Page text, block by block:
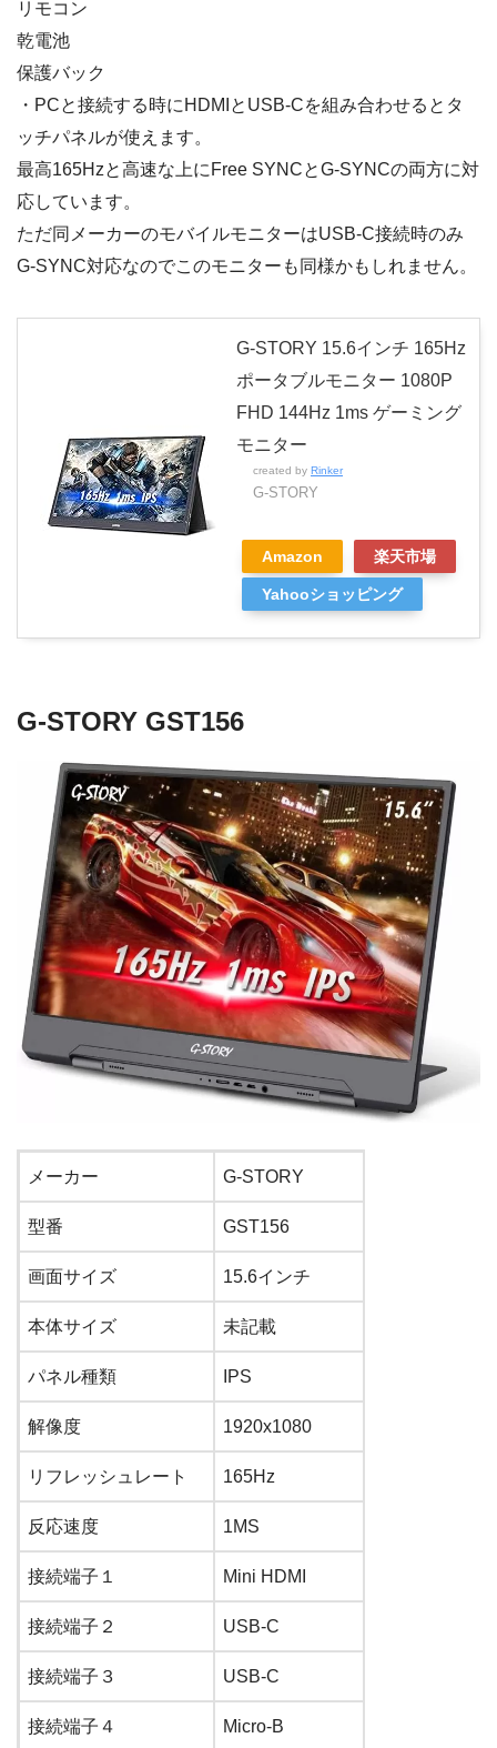
リモコン
乾電池
保護バック
・PCと接続する時にHDMIとUSB-Cを組み合わせるとタ
ッチパネルが使えます。
最高165Hzと高速な上にFree SYNCとG-SYNCの両方に対
応しています。
ただ同メーカーのモバイルモニターはUSB-C接続時のみ
G-SYNC対応なのでこのモニターも同様かもしれません。
G-STORY 15.6インチ 165Hz
ポータブルモニター 1080P
FHD 144Hz 1ms ゲーミング
モニター
created by Rinker
G-STORY
Amazon 楽天市場
Yahooショッピング
G-STORY GST156
メーカー G-STORY
型番 GST156
画面サイズ 15.6インチ
本体サイズ 未記載
パネル種類 IPS
解像度 1920x1080
リフレッシュレート 165Hz
反応速度 1MS
接続端子１ Mini HDMI
接続端子２ USB-C
接続端子３ USB-C
接続端子４ Micro-B